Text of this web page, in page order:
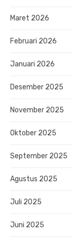
Maret 2026
Februari 2026
Januari 2026
Desember 2025
November 2025
Oktober 2025
September 2025
Agustus 2025
Juli 2025
Juni 2025